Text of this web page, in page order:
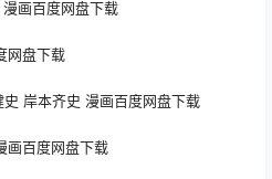
画百度网盘下载
网盘下载
岸本齐史 漫画百度网盘下载
画百度网盘下载